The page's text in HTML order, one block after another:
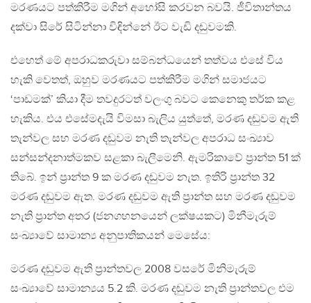
මරණයට පත්කිරීම මගින් අහෝසි කරවන බවයි. ජීවිතාන්තය
දක්වා සිරේ සිටින්නා විඳින්නේ ඊට වැඩි දඬුවමකි.
එහෙත් මේ අපරාධකරුවා සම්බන්ධයෙන් තත්වය එසේ විය
හැකි වෙතත්, ඔහුව මරණයට පත්කිරීම මගින් සමාජයට
‘පාඩමක්’ කියා දීම තවදුරටත් වලංගු බවට කෙනෙකු තර්ක කළ
හැකිය. එය එසේමදැයි විමසා බැලිය යුත්තේ, මරණ දඬුවම ඇති
තැන්වල සහ මරණ දඬුවම නැති තැන්වල අපරාධ සංඛ්‍යාව
සන්සන්දනාත්මකව සළකා බැලීමෙනි. ඇමරිකාවේ ප‍්‍රාන්ත 51 ක්
තිබේ. ඉන් ප‍්‍රාන්ත 9 ක මරණ දඬුවම නැත. ඉතිරි ප‍්‍රාන්ත 32
මරණ දඬුවම ඇත. මරණ දඬුවම ඇති ප‍්‍රාන්ත සහ මරණ දඬුවම
නැති ප‍්‍රාන්ත අතර (ජනගහනයෙන් ලක්ෂයකට) මිනීමැරුම්
සංඛ්‍යාවේ සාමාන්‍ය අනුපාතිකයන් මෙසේය:
මරණ දඬුවම ඇති ප‍්‍රාන්තවල 2008 වසරේ මිනිමැරුම්
සංඛ්‍යාවේ සාමාන්‍යය 5.2 කි. මරණ දඬුවම නැති ප‍්‍රාන්තවල එම